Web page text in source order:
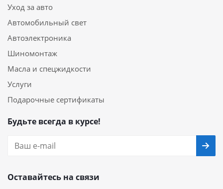
Уход за авто
Автомобильный свет
Автоэлектроника
Шиномонтаж
Масла и спецжидкости
Услуги
Подарочные сертификаты
Будьте всегда в курсе!
Оставайтесь на связи